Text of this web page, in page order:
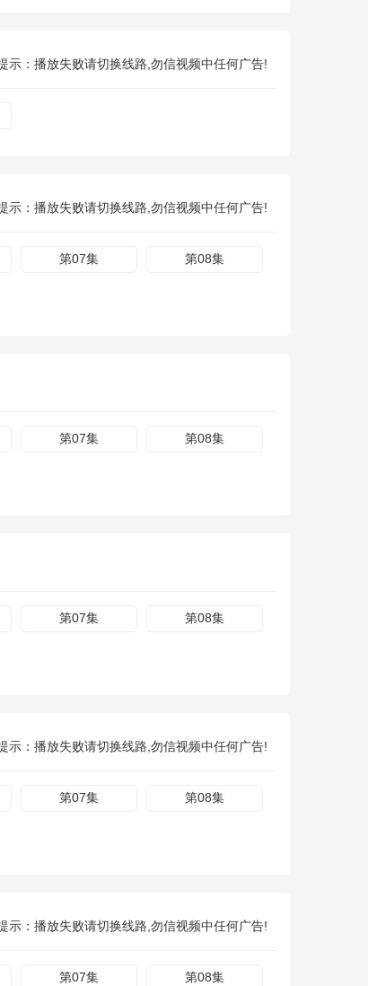
示：播放失败请切换线路,勿信视频中任何广告!
示：播放失败请切换线路,勿信视频中任何广告!
第07集 第08集
第07集 第08集
第07集 第08集
示：播放失败请切换线路,勿信视频中任何广告!
第07集 第08集
示：播放失败请切换线路,勿信视频中任何广告!
第07集 第08集